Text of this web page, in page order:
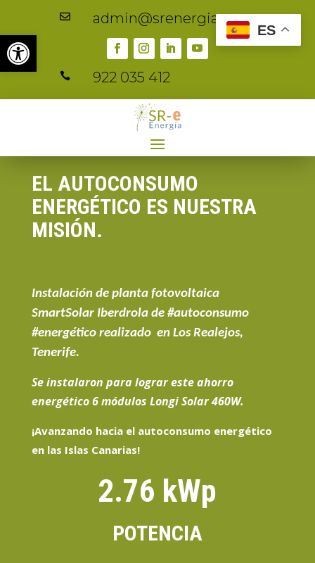
Abrir barra de herramientas
 admin@srenergia.es
 922 035 412
EL AUTOCONSUMO
ENERGÉTICO ES NUESTRA
MISIÓN.
Instalación de planta fotovoltaica
SmartSolar Iberdrola de #autoconsumo
#energético realizado en Los Realejos,
Tenerife.
Se instalaron para lograr este ahorro
energético6módulos Longi Solar460W.
¡Avanzando hacia el autoconsumo energético
en las Islas Canarias!
2.76 kWp
POTENCIA
ES